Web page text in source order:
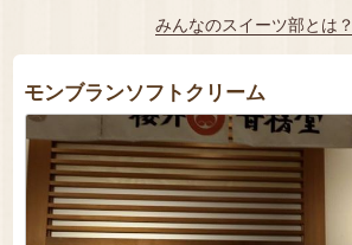
みんなのスイーツ部とは？
モンブランソフトクリーム